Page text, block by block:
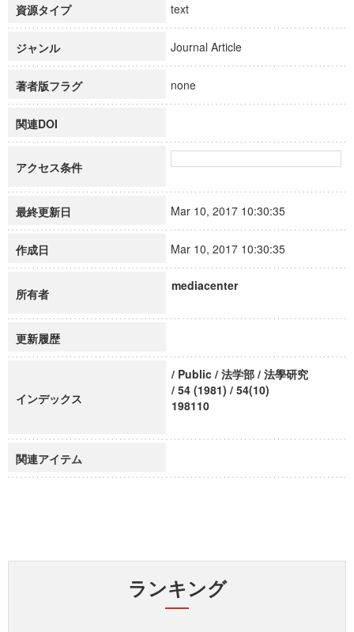
資源タイプ text
ジャンル Journal Article
著者版フラグ none
関連DOI
アクセス条件
最終更新日 Mar 10, 2017 10:30:35
作成日 Mar 10, 2017 10:30:35
所有者
mediacenter
更新履歴
インデックス
/ Public / 法学部 / 法學研究
/ 54 (1981) / 54(10)
198110
関連アイテム
ランキング